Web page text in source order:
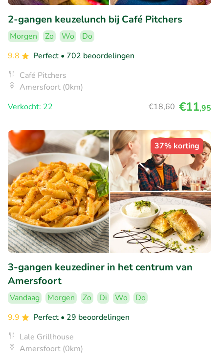
2-gangen keuzelunch bij Café Pitchers
Morgen Zo Wo
Do
9.8
Perfect • 702 beoordelingen
Café Pitchers
Amersfoort (0km)
Verkocht: 22
€18,60 €11,95
37% korting
3-gangen keuzediner in het centrum van
Amersfoort
Vandaag Morgen Zo Di Wo
Do
9.9
Perfect • 29 beoordelingen
Lale Grillhouse
Amersfoort (0km)